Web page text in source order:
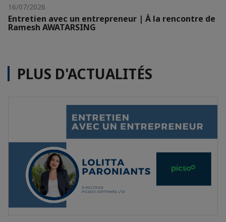
16/07/2026
Entretien avec un entrepreneur | À la rencontre de
Ramesh AWATARSING
PLUS D'ACTUALITÉS